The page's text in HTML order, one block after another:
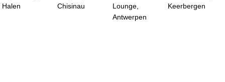
Halen
Chisinau
Lounge,
Antwerpen
Keerbergen